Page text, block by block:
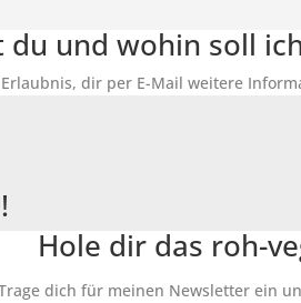
und wohin soll
dir per E-Mail weitere
Hole dir das roh-
dich für meinen Newsletter ein